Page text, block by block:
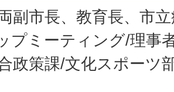
副市長、教育長、市
プミーティング/理事
政策課/文化スポーツ